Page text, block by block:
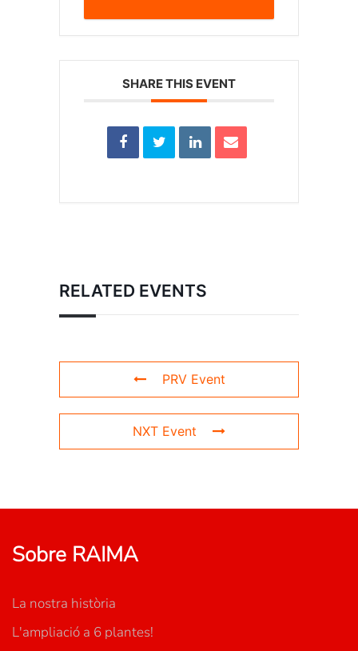
SHARE THIS EVENT
RELATED EVENTS
PRV Event
NXT Event
Sobre RAIMA
La nostra història
L'ampliació a 6 plantes!